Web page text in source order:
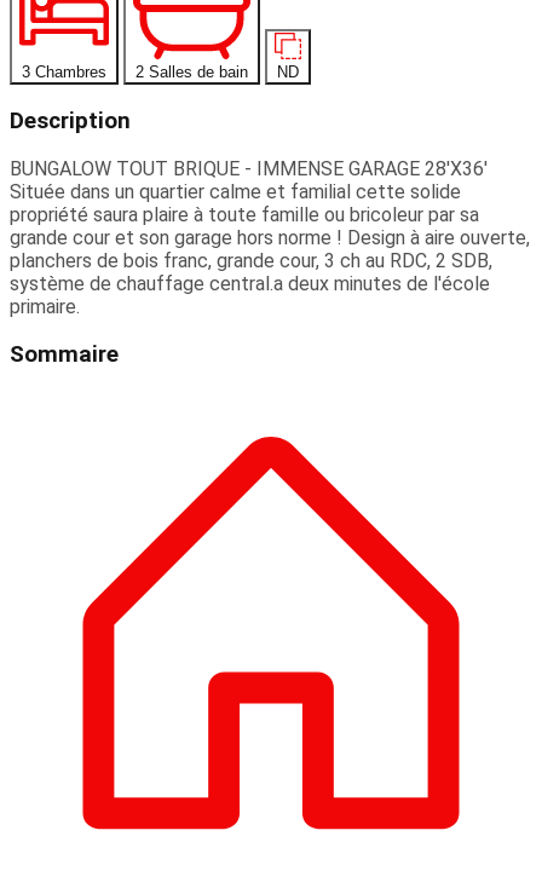
3 Chambres 2 Salles de bain ND
Description
BUNGALOW TOUT BRIQUE - IMMENSE GARAGE 28'X36'
Située dans un quartier calme et familial cette solide
propriété saura plaire à toute famille ou bricoleur par sa
grande cour et son garage hors norme ! Design à aire ouverte,
planchers de bois franc, grande cour, 3 ch au RDC, 2 SDB,
système de chauffage central.a deux minutes de l'école
primaire.
Sommaire